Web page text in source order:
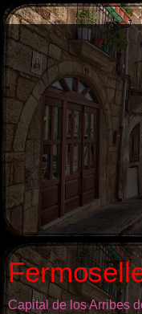
Capital de los Arribes